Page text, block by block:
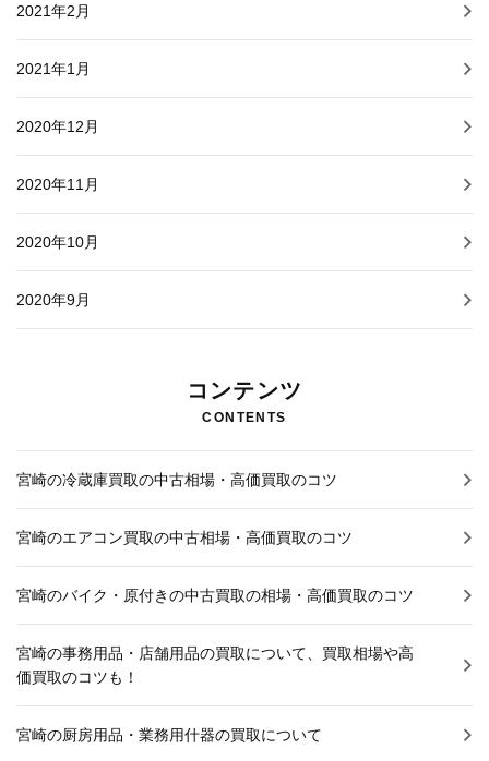
2021年2月
2021年1月
2020年12月
2020年11月
2020年10月
2020年9月
コンテンツ
CONTENTS
宮崎の冷蔵庫買取の中古相場・高価買取のコツ
宮崎のエアコン買取の中古相場・高価買取のコツ
宮崎のバイク・原付きの中古買取の相場・高価買取のコツ
宮崎の事務用品・店舗用品の買取について、買取相場や高
価買取のコツも！
宮崎の厨房用品・業務用什器の買取について